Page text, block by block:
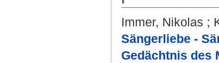
Immer, Nikolas ;
Sängerliebe -
Gedächtnis des